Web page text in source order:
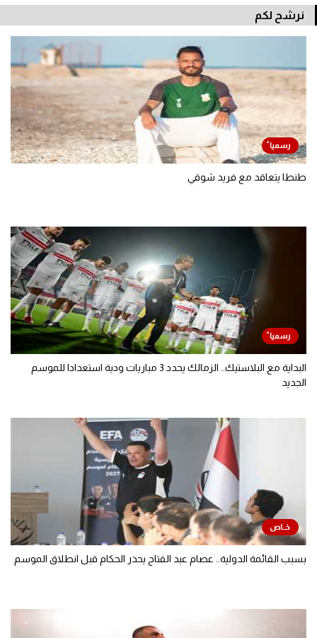
نرشح لكم
طنطا يتعاقد مع فريد شوقي
البداية مع البلاستيك.. الزمالك يحدد 3 مباريات ودية استعدادا للموسم
الجديد
بسبب القائمة الدولية.. عصام عبد الفتاح يحذر الحكام قبل انطلاق الموسم